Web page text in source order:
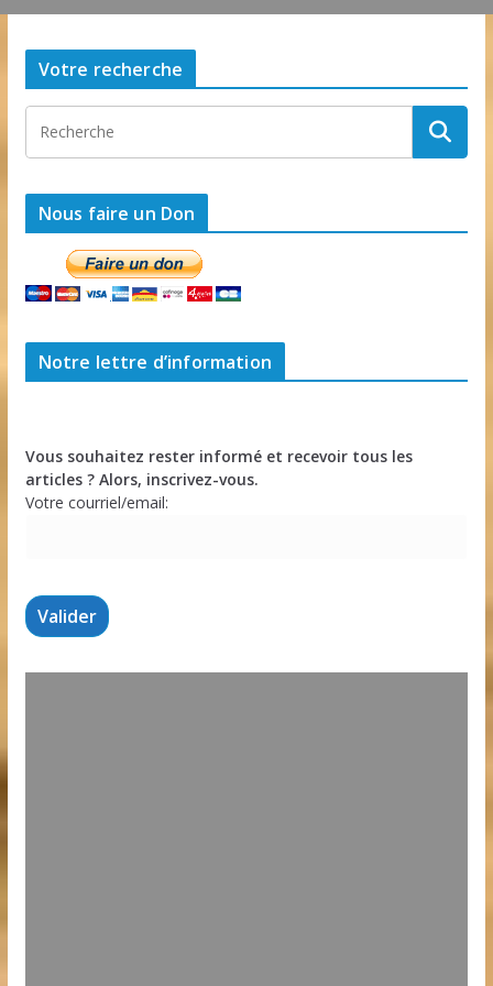
Votre recherche
Nous faire un Don
Notre lettre d’information
Vous souhaitez rester informé et recevoir tous les
articles ? Alors, inscrivez-vous.
Votre courriel/email: